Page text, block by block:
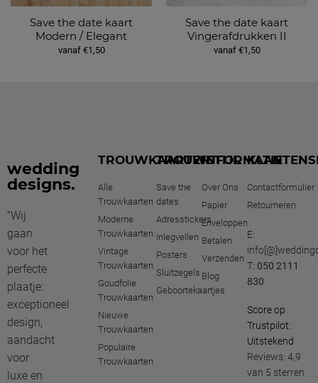
Save the date kaart
Modern / Elegant
vanaf €1,50
Save the date kaart
Vingerafdrukken II
vanaf €1,50
wedding
designs.
“Wij
gaan
voor het
perfecte
plaatje:
exceptioneel
design,
aandacht
voor
luxe en
TROUWKAARTEN
Alle
Trouwkaarten
Moderne
Trouwkaarten
Vintage
Trouwkaarten
Goudfolie
Trouwkaarten
Nieuwe
Trouwkaarten
Populaire
Trouwkaarten
TROUWSTIJL
Save the
dates
Adresstickers
Inlegvellen
Posters
Sluitzegels
Geboortekaartjes
INFORMATIE
Over Ons
Papier
Enveloppen
Betalen
Verzenden
Blog
Contactformulier
Retourneren
E:
T: 050 2111
830
Score op
Trustpilot:
Uitstekend
Reviews: 4,9
van 5 sterren